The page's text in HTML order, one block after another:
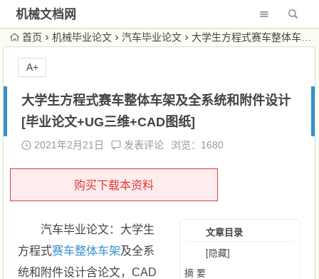
机械文档网
首页 机械毕业论文 汽车毕业论文 大学生方程式赛车整体车架及全系统和附件设计[毕业论文+UG三维+CAD图纸]
大学生方程式赛车整体车架及全系统和附件设计
[毕业论文+UG三维+CAD图纸]
2021年2月21日 发表评论 浏览：1680
购买下载本资料
文章目录
[隐藏]
摘 要
汽车毕业论文：大学生
方程式赛车整体车架及全系
统和附件设计含论文，CAD
A+